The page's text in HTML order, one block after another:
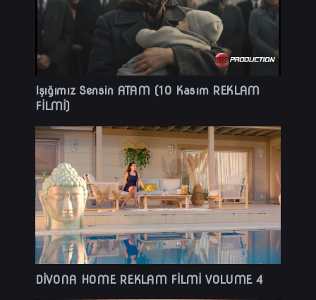
Işığımız Sensin ATAM (10 Kasım REKLAM
FİLMİ)
DİVONA HOME REKLAM FİLMİ VOLUME 4